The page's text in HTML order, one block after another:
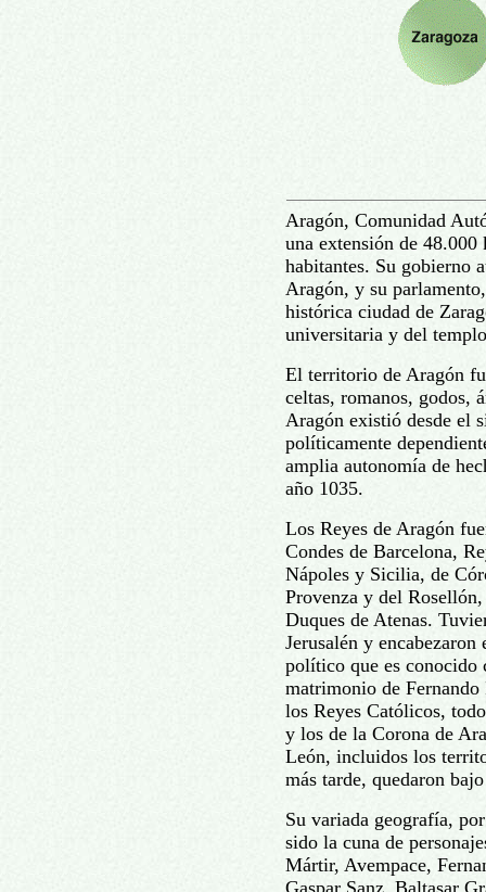
Aragón, Comunidad
una extensión de
habitantes. Su gobierno
Aragón, y su
histórica ciudad de
universitaria y del
El territorio de Aragón
celtas, romanos, godos,
Aragón existió desde el
políticamente
amplia autonomía de
año 1035.
Los Reyes de Aragón
Condes de Barcelona,
Nápoles y Sicilia, de
Provenza y del
Duques de Atenas.
Jerusalén y
político que es conocido
matrimonio de
los Reyes Católicos,
y los de la Corona de
León, incluidos los
más tarde, quedaron
Su variada geografía,
sido la cuna de
Mártir, Avempace,
Gaspar Sanz, Baltasar